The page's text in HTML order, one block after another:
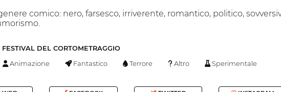
comico: nero, farsesco, irriverente, romantico, politico,
FESTIVAL DEL CORTOMETRAGGIO
Animazione Fantastico Terrore Altro Sperimentale